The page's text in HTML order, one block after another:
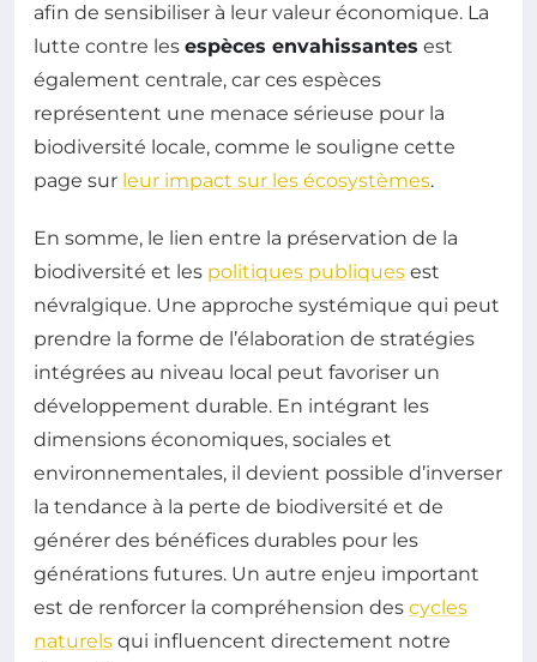
afin de sensibiliser à leur valeur économique. La
lutte contre les espèces envahissantes est
également centrale, car ces espèces
représentent une menace sérieuse pour la
biodiversité locale, comme le souligne cette
page sur leur impact sur les écosystèmes.
En somme, le lien entre la préservation de la
biodiversité et les politiques publiques est
névralgique. Une approche systémique qui peut
prendre la forme de l’élaboration de stratégies
intégrées au niveau local peut favoriser un
développement durable. En intégrant les
dimensions économiques, sociales et
environnementales, il devient possible d’inverser
la tendance à la perte de biodiversité et de
générer des bénéfices durables pour les
générations futures. Un autre enjeu important
est de renforcer la compréhension des cycles
naturels qui influencent directement notre